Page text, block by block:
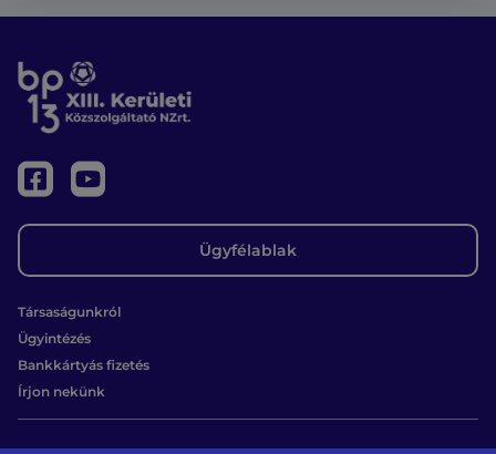
Ügyfélablak
Társaságunkról
Ügyintézés
Bankkártyás fizetés
Írjon nekünk